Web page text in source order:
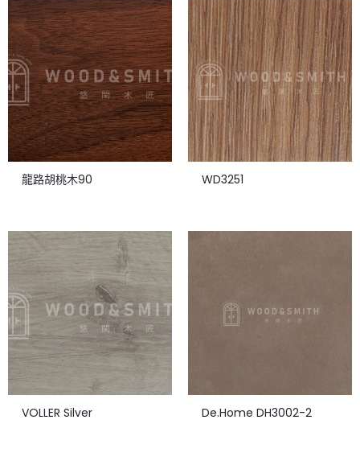
龍路胡桃木90 WD3251
VOLLER Silver De.Home DH3002-2